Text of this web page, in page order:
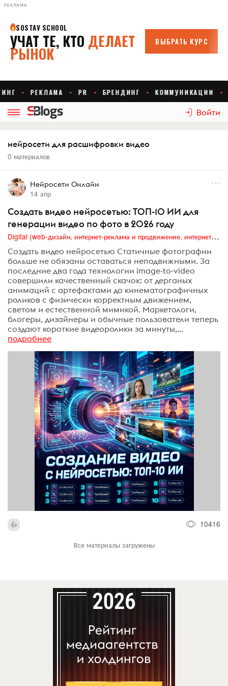
РЕКЛАМА
Войти
нейросети для расшифровки видео
0 материалов
Нейросети Онлайн
14 апр
Создать видео нейросетью: ТОП-10 ИИ для
генерации видео по фото в 2026 году
Digital (web-дизайн, интернет-реклама и продвижение, интернет-сообщества и блоги, интернет-коммуникации, мобильный маркетинг, реклама на цифровых экранах)
Создать видео нейросетью Статичные фотографии
больше не обязаны оставаться неподвижными. За
последние два года технологии image-to-video
совершили качественный скачок: от дерганых
анимаций с артефактами до кинематографичных
роликов с физически корректным движением,
светом и естественной мимикой. Маркетологи,
блогеры, дизайнеры и обычные пользователи теперь
создают короткие видеоролики за минуты,...
подробнее
10416
Все материалы загружены